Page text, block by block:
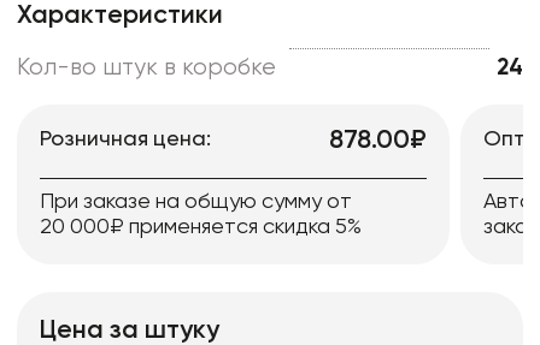
Характеристики
Кол-во штук в коробке 24
Розничная цена: 878.00₽
При заказе на общую сумму от
20 000₽ применяется скидка 5%
Цена за штуку